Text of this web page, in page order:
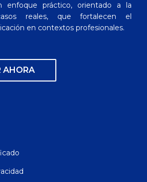
enfoque práctico, orientado a la
reales, que fortalecen el
en contextos profesionales.
AHORA